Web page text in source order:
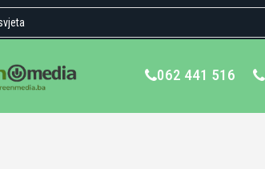
062 441 516